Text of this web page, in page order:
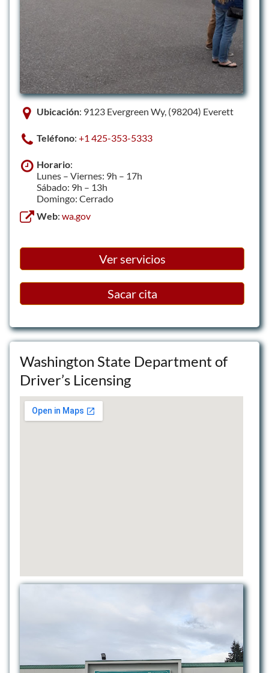
Ubicación: 9123 Evergreen Wy, (98204) Everett
Teléfono: +1 425-353-5333
Horario:
Lunes – Viernes: 9h – 17h
Sábado: 9h – 13h
Domingo: Cerrado
Web: wa.gov
Ver servicios
Sacar cita
Washington State Department of
Driver’s Licensing